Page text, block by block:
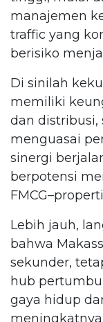
manajemen
traffic yang
berisiko
Di sinilah
memiliki
dan distribusi,
menguasai
sinergi
berpotensi
Lebih jauh,
bahwa
sekunder,
hub
gaya hidup